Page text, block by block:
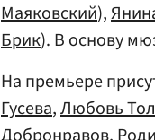
Маяковский),
Брик). В основу
На премьере
Гусева,Любовь